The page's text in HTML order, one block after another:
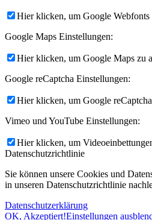
Hier klicken, um Google
Google Maps Einstellungen:
Hier klicken, um Google Maps zu
Google reCaptcha Einstellungen:
Hier klicken, um Google
Vimeo und YouTube Einstellungen:
Hier klicken, um
Datenschutzrichtlinie
Sie können unsere Cookies und
in unseren Datenschutzrichtlinie
Datenschutzerklärung
OK, Akzeptiert!Einstellungen